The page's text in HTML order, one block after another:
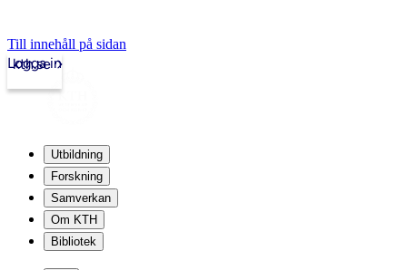
Till innehåll på sidan
kth.se
Logga in
Utbildning
Forskning
Samverkan
Om KTH
Bibliotek